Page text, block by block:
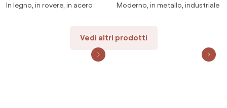
Hilbert
In legno, in rovere, in acero
Moderno, in metallo, industriale
Vedi altri prodotti